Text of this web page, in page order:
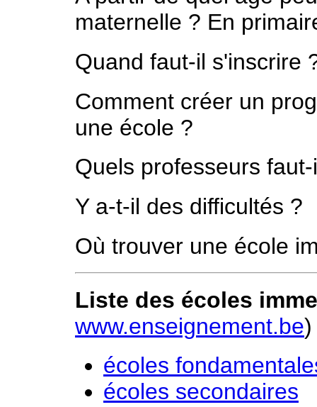
maternelle ? En
Quand faut-il s'inscrire
Comment créer un
une école ?
Quels professeurs
Y a-t-il des difficultés ?
Où trouver une école
Liste des écoles
www.enseignement.be)
écoles
écoles secondaires